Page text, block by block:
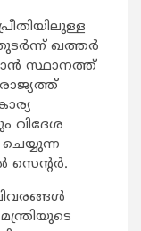
ഖത്തര്‍
സ്ഥാനത്ത്
വിദേശ
സെന്റര്‍.